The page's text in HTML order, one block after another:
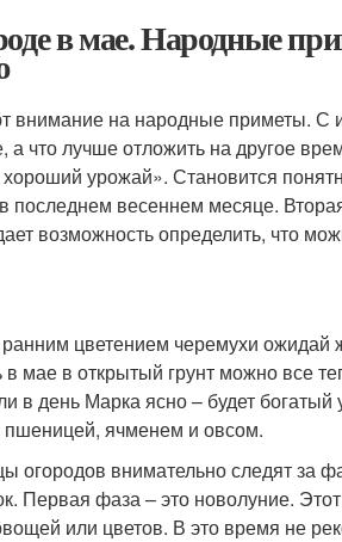
в мае. Народные
на народные приметы. С
а что лучше отложить на другое
урожай». Становится
последнем весеннем месяце.
возможность определить, что
цветением черемухи ожидай
в мае в открытый грунт можно все
в день Марка ясно – будет
пшеницей, ячменем и овсом.
огородов внимательно следят за
Первая фаза – это новолуние.
или цветов. В это время не